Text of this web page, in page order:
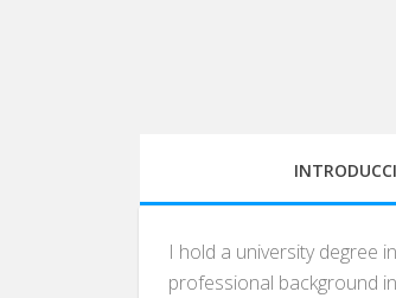
I hold a university degree
professional background